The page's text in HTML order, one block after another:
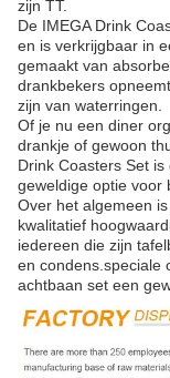
zijn TT.
De IMEGA Drink
en is verkrijgbaar in
gemaakt van
drankbekers
zijn van waterringen.
Of je nu een diner
drankje of gewoon
Drink Coasters Set
geweldige optie voor
Over het algemeen
kwalitatief
iedereen die zijn
en condens.speciale
achtbaan set een